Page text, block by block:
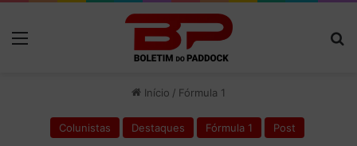
Início / Fórmula 1
Colunistas Destaques Fórmula 1 Post